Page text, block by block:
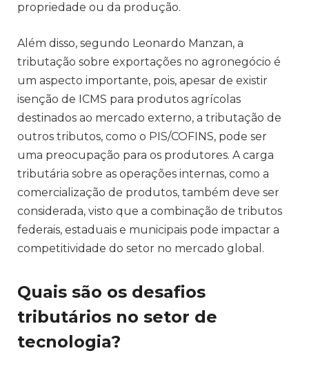
propriedade ou da produção.
Além disso, segundo Leonardo Manzan, a
tributação sobre exportações no agronegócio é
um aspecto importante, pois, apesar de existir
isenção de ICMS para produtos agrícolas
destinados ao mercado externo, a tributação de
outros tributos, como o PIS/COFINS, pode ser
uma preocupação para os produtores. A carga
tributária sobre as operações internas, como a
comercialização de produtos, também deve ser
considerada, visto que a combinação de tributos
federais, estaduais e municipais pode impactar a
competitividade do setor no mercado global.
Quais são os desafios
tributários no setor de
tecnologia?